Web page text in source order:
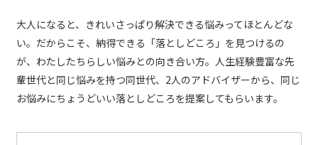
大人になると、きれいさっぱり解決できる悩みってほとんどな
い。だからこそ、納得できる「落としどころ」を見つけるの
が、わたしたちらしい悩みとの向き合い方。人生経験豊富な先
輩世代と同じ悩みを持つ同世代、2人のアドバイザーから、同じ
お悩みにちょうどいい落としどころを提案してもらいます。